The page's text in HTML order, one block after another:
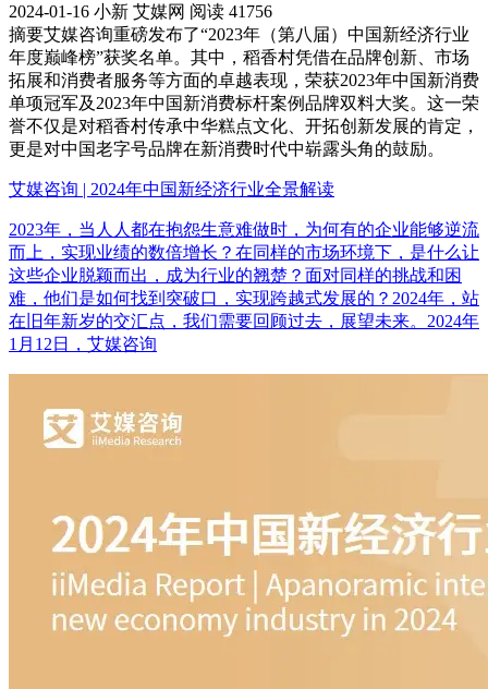
2024-01-16 小新 艾媒网 阅读 41756
摘要艾媒咨询重磅发布了“2023年（第八届）中国新经济行业
年度巅峰榜”获奖名单。其中，稻香村凭借在品牌创新、市场
拓展和消费者服务等方面的卓越表现，荣获2023年中国新消费
单项冠军及2023年中国新消费标杆案例品牌双料大奖。这一荣
誉不仅是对稻香村传承中华糕点文化、开拓创新发展的肯定，
更是对中国老字号品牌在新消费时代中崭露头角的鼓励。
艾媒咨询 | 2024年中国新经济行业全景解读
2023年，当人人都在抱怨生意难做时，为何有的企业能够逆流
而上，实现业绩的数倍增长？在同样的市场环境下，是什么让
这些企业脱颖而出，成为行业的翘楚？面对同样的挑战和困
难，他们是如何找到突破口，实现跨越式发展的？2024年，站
在旧年新岁的交汇点，我们需要回顾过去，展望未来。2024年
1月12日，艾媒咨询